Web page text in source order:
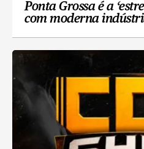
Ponta Grossa é a
com moderna